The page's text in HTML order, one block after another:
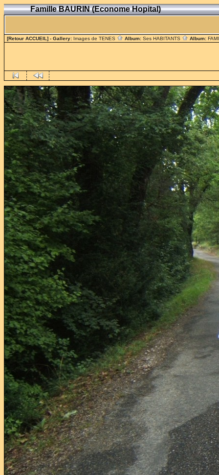
Famille BAURIN (Econome Hopital)
[Retour ACCUEIL] - Gallery: Images de TENES Album: Ses HABITANTS Album: